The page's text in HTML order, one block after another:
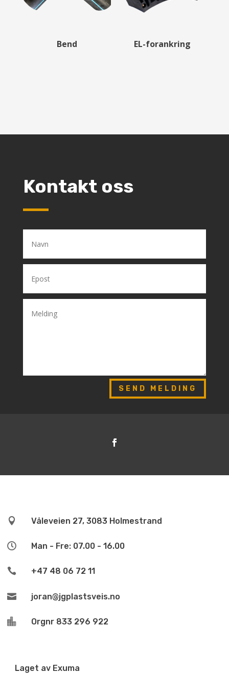
Bend EL-forankring
Kontakt oss
SEND MELDING
 Våleveien 27, 3083 Holmestrand
 Man - Fre: 07.00 - 16.00
 +47 48 06 72 11
 joran@jgplastsveis.no
 Orgnr 833 296 922
Laget av Exuma